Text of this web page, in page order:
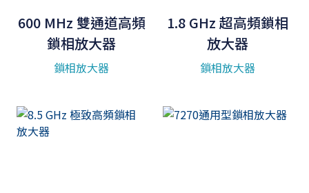
600 MHz 雙通道高頻
鎖相放大器
鎖相放大器
1.8 GHz 超高頻鎖相
放大器
鎖相放大器